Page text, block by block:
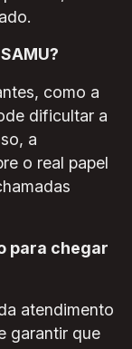
como a
dificultar a
a
o real papel
para chegar
atendimento
garantir que